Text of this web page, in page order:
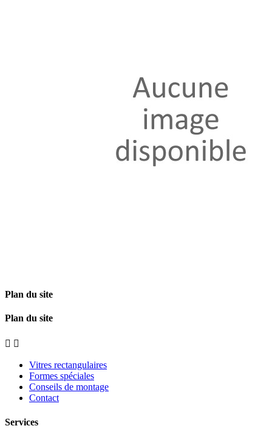
Plan du site
Plan du site
 
Vitres rectangulaires
Formes spéciales
Conseils de montage
Contact
Services